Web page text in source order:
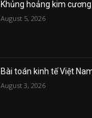
Khủng hoảng kim
August 5, 2026
Bài toán kinh tế Việt
August 3, 2026